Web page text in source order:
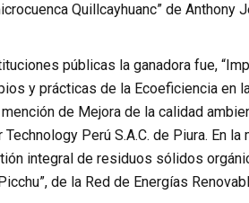
Quillcayhuanc” de Anthony
públicas la ganadora fue,
y prácticas de la Ecoeficiencia en
de Mejora de la calidad
Perú S.A.C. de Piura. En la
integral de residuos sólidos
de la Red de Energías